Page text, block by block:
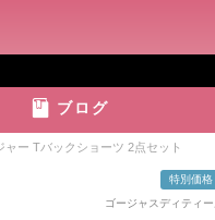
ブログ
ー Tバックショーツ 2点セット
特別価格
ゴージャスディティ